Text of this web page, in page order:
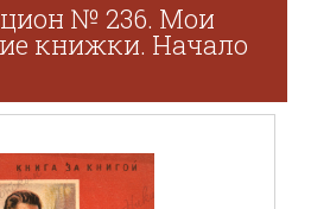
№ 236. Мои
книжки. Начало